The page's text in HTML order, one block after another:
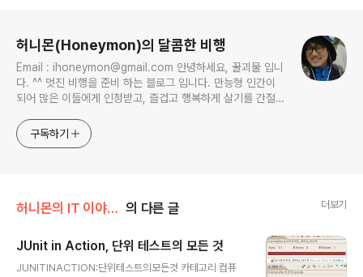
허니몬(Honeymon)의 달콤한 비행
Email : ihoneymon@gmail.com 안녕하세요, 꿀괴물 입니
다. ^^ 멋진 비행을 준비 하는 블로그 입니다. 만능형 인간이
되어 많은 이들에게 인정받고, 즐겁고 행복하게 살기를 간절히
지켜봐주세요!! ^^
구독하기
허니몬의 IT 이야기/프로그래머, '코드 엔지니어' 의 다른 글 더보기
JUnit in Action, 단위 테스트의 모든 것
JUNITINACTION:단위테스트의모든것 카테고리 컴퓨